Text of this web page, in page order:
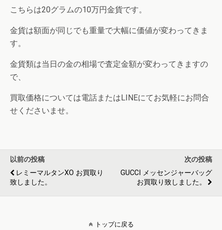
こちらは20グラムの10万円金貨です。
金貨は額面が同じでも重量で大幅に価値が変わってきま
す。
金貨類は当日の金の相場で査定金額が変わってきますの
で、
買取価格については電話またはLINEにてお気軽にお問合
せくださいませ。
以前の投稿
レミーマルタンXO お買取り
致しました。
次の投稿
GUCCI メッセンジャーバッグ
お買取り致しました。
トップに戻る